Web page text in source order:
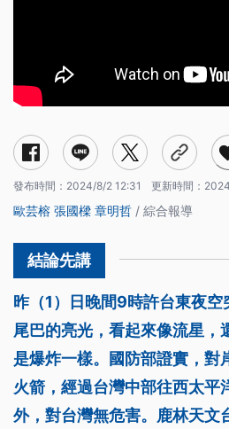
發布時間： 2024/8/2 12:31 更新時間：
歐芸榕 張國樑 章明哲 / 綜合報導
昨（1）日晚間9時許台東夜
尾巴的亮光，看起來像流星，
是爆炸一樣。國防部證實，對
火箭，經過台灣中部往西太平
外，對台灣無危害。鹿林天文